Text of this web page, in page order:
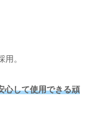
。
心して使用できる頑